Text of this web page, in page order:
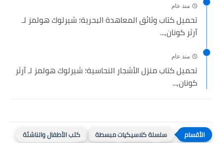
منذ عام
تحميل كتاب وثائق المعاهدة البحرية؛ شيرلوك هولمز لـ
آرثر كونان,...
منذ عام
تحميل كتاب منزل الأشجار النحاسية؛ شيرلوك هولمز لـ آرثر
كونان,...
سلسلة كلاسيكيات مبسطة
كتب الأطفال والناشئة